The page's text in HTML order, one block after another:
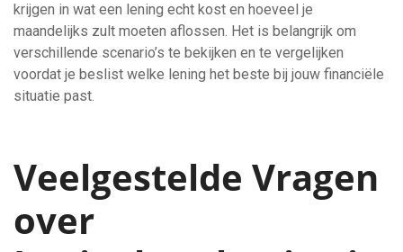
krijgen in wat een lening echt kost en hoeveel je
maandelijks zult moeten aflossen. Het is belangrijk om
verschillende scenario’s te bekijken en te vergelijken
voordat je beslist welke lening het beste bij jouw financiële
situatie past.
Veelgestelde Vragen
over